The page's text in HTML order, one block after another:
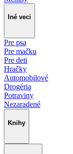
Iné veci
Pre psa
Pre mačku
Pre deti
Hračky
Automobilové
Drogéria
Potraviny
Nezaradené
Knihy